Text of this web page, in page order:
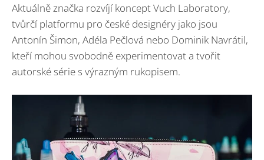
Aktuálně značka rozvíjí koncept Vuch Laboratory,
tvůrčí platformu pro české designéry jako jsou
Antonín Šimon, Adéla Pečlová nebo Dominik Navrátil,
kteří mohou svobodně experimentovat a tvořit
autorské série s výrazným rukopisem.